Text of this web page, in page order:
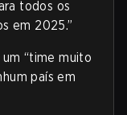
todos os
em 2025.”
“time muito
país em